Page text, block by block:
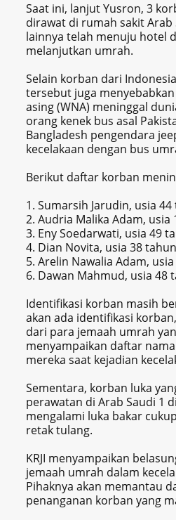
Saat ini, lanjut Yusron, 3
dirawat di rumah sakit Arab
lainnya telah menuju hotel
melanjutkan umrah.
Selain korban dari
tersebut juga
asing (WNA) meninggal
orang kenek bus asal
Bangladesh pengendara
kecelakaan dengan bus
Berikut daftar korban
1. Sumarsih Jarudin, usia
2. Audria Malika Adam, usia
3. Eny Soedarwati, usia 49
4. Dian Novita, usia 38 tahun
5. Arelin Nawalia Adam,
6. Dawan Mahmud, usia 48
Identifikasi korban masih
akan ada identifikasi
dari para jemaah umrah
menyampaikan daftar
mereka saat kejadian
Sementara, korban luka
perawatan di Arab Saudi 1
mengalami luka bakar
retak tulang.
KRJI menyampaikan
jemaah umrah dalam
Pihaknya akan memantau
penanganan korban yang